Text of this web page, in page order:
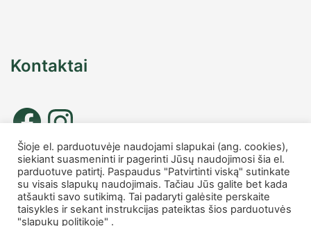
Kontaktai
Tel. nr.: +37067677885
info@charmshop.lt
MB Charmshop
Šioje el. parduotuvėje naudojami slapukai (ang. cookies),
siekiant suasmeninti ir pagerinti Jūsų naudojimosi šia el.
parduotuve patirtį. Paspaudus "Patvirtinti viską" sutinkate
su visais slapukų naudojimais. Tačiau Jūs galite bet kada
atšaukti savo sutikimą. Tai padaryti galėsite perskaite
taisykles ir sekant instrukcijas pateiktas šios parduotuvės
"slapukų politikoje" .